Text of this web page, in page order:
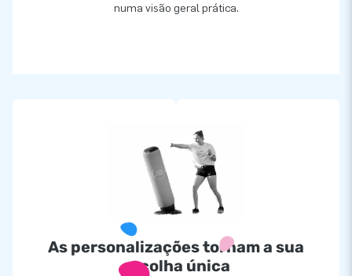
numa visão geral prática.
As personalizações tornam a sua
escolha única